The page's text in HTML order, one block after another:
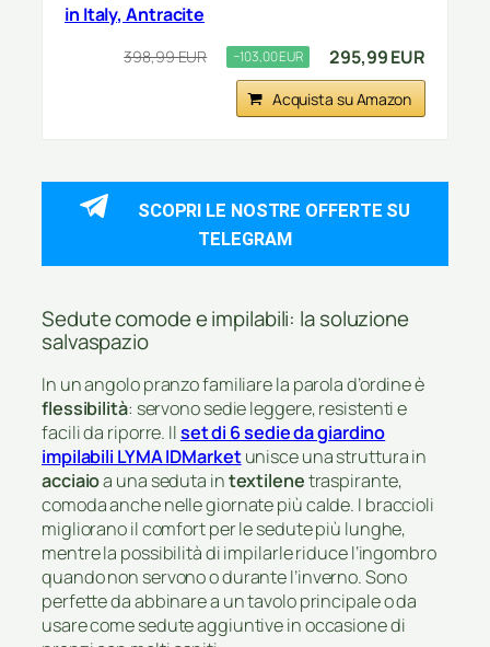
in Italy, Antracite
398,99 EUR −103,00 EUR 295,99 EUR
Acquista su Amazon
SCOPRI LE NOSTRE OFFERTE SU
TELEGRAM
Sedute comode e impilabili: la soluzione
salvaspazio
In un angolo pranzo familiare la parola d’ordine è
flessibilità: servono sedie leggere, resistenti e
facili da riporre. Ilset di 6 sedie da giardino
impilabili LYMA IDMarketunisce una struttura in
acciaioa una seduta intextilenetraspirante,
comoda anche nelle giornate più calde. I braccioli
migliorano il comfort per le sedute più lunghe,
mentre la possibilità di impilarle riduce l’ingombro
quando non servono o durante l’inverno. Sono
perfette da abbinare a un tavolo principale o da
usare come sedute aggiuntive in occasione di